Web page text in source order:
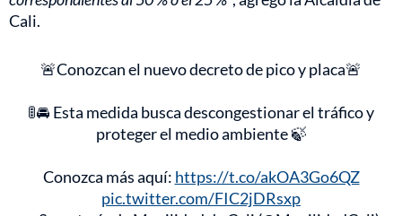
Cali.
🚨Conozcan el nuevo decreto de pico y placa🚨
🚦🚘 Esta medida busca descongestionar el tráfico y
proteger el medio ambiente 🍃
Conozca más aquí: https://t.co/akOA3Go6QZ
pic.twitter.com/FIC2jDRsxp